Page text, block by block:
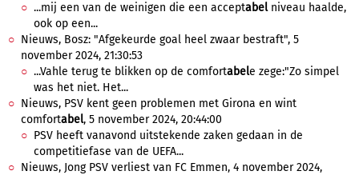
...mij een van de weinigen die een acceptabelniveau haalde,
ook op een...
Nieuws, Bosz: "Afgekeurde goal heel zwaar bestraft", 5
november 2024, 21:30:53
...Vahle terug te blikken op de comfortabele zege:"Zo simpel
was het niet. Het...
Nieuws, PSV kent geen problemen met Girona en wint
comfortabel, 5 november 2024, 20:44:00
PSV heeft vanavond uitstekende zaken gedaan in de
competitiefase van de UEFA...
Nieuws, Jong PSV verliest van FC Emmen, 4 november 2024,